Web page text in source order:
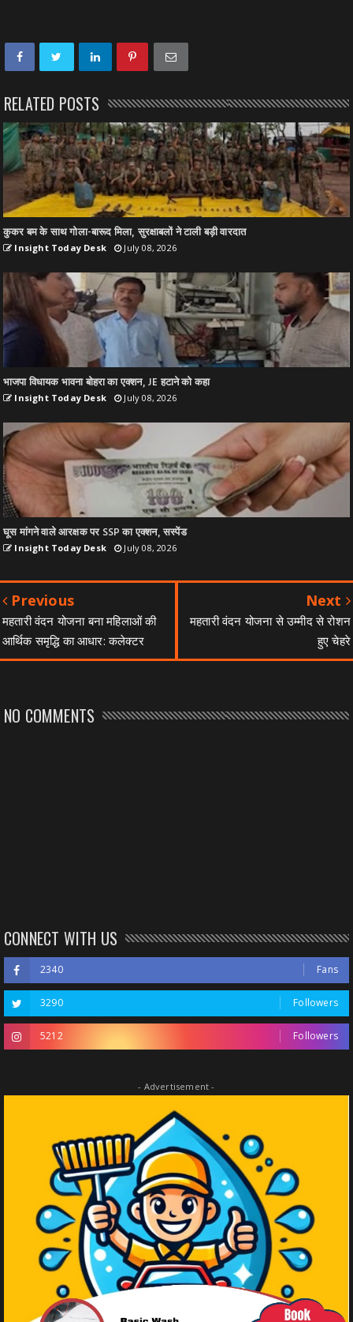
RELATED POSTS
कुकर बम के साथ गोला-बारूद मिला, सुरक्षाबलों ने टाली बड़ी वारदात
Insight Today Desk July 08, 2026
भाजपा विधायक भावना बोहरा का एक्शन, JE हटाने को कहा
Insight Today Desk July 08, 2026
घूस मांगने वाले आरक्षक पर SSP का एक्शन, सस्पेंड
Insight Today Desk July 08, 2026
Previous
महतारी वंदन योजना बना महिलाओं की
आर्थिक समृद्धि का आधार: कलेक्टर
Next
महतारी वंदन योजना से उम्मीद से रोशन
हुए चेहरे
NO COMMENTS
CONNECT WITH US
2340 Fans
3290 Followers
5212 Followers
- Advertisement -